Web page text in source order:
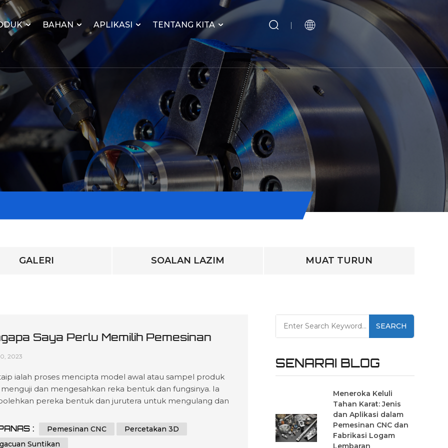
BAHAN APLIKASI TENTANG KITA
GALERI SOALAN LAZIM MUAT TURUN
Saya Perlu Memilih Pemesinan
Untuk Prototaip?
2023
ialah proses mencipta model awal atau sampel produk
dan mengesahkan reka bentuk dan fungsinya. Ia
pereka bentuk dan jurutera untuk mengulang dan
besar-besaran, mengurangkan risiko kesilapan yang
: Pemesinan CNC
Percetakan 3D
Suntikan
SEARCH
SENARAI BLOG
Meneroka Keluli
Tahan Karat: Jenis
dan Aplikasi dalam
Pemesinan CNC dan
Fabrikasi Logam
Lembaran